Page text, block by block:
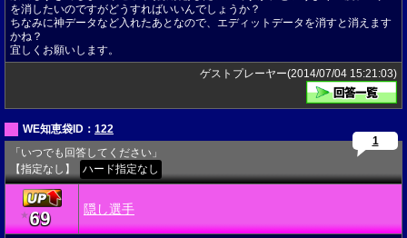
を消したいのですがどうすればいいんでしょうか？
ちなみに神データなど入れたあとなので、エディットデータを消すと消えます
かね？
宜しくお願いします。
ゲストプレーヤー(2014/07/04 15:21:03)
WE知恵袋ID： 122
「いつでも回答してください」
【指定なし】
ハード指定なし
1
★69 隠し選手